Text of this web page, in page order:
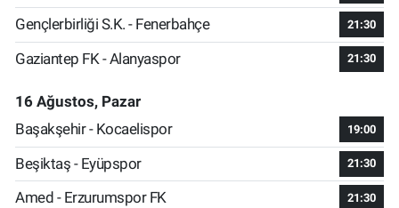
Gençlerbirliği S.K. - Fenerbahçe 21:30
Gaziantep FK - Alanyaspor 21:30
16 Ağustos, Pazar
Başakşehir - Kocaelispor
19:00
Beşiktaş - Eyüpspor 21:30
Amed - Erzurumspor FK 21:30